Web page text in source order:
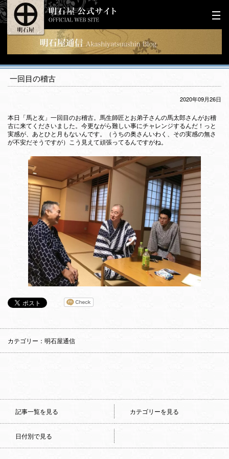
一回目の稽古
2020年09月26日
本日「馬と友」一回目のお稽古。馬生師匠とお弟子さんの馬太郎さんがお稽
古に来てくださいました。今更ながら難しい事にチャレンジするんだ！っと
実感が、あとひと月もないんです。（うちの奥さんいわく、その実感の無さ
が不安だそうですが）こう見えて頑張ってるんですがね。
カテゴリー：明石屋通信
記事一覧を見る カテゴリーを見る
日付別で見る